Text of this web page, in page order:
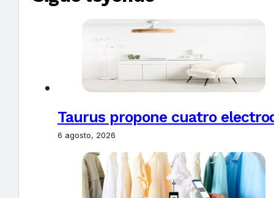
Taurus propone cuatro
6 agosto, 2026